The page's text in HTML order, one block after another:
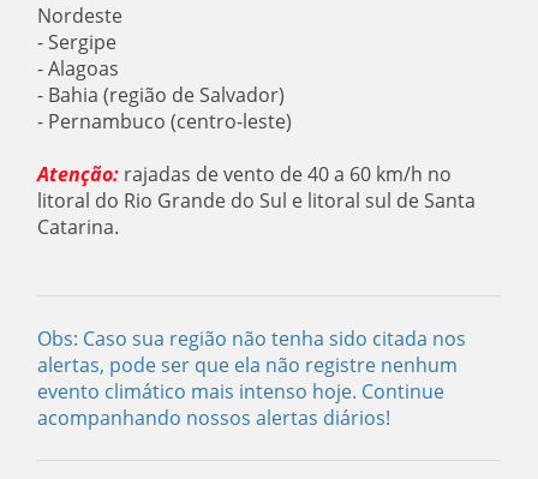
Nordeste
- Sergipe
- Alagoas
- Bahia (região de Salvador)
- Pernambuco (centro-leste)
Atenção: rajadas de vento de 40 a 60 km/h no
litoral do Rio Grande do Sul e litoral sul de Santa
Catarina.
Obs: Caso sua região não tenha sido citada nos
alertas, pode ser que ela não registre nenhum
evento climático mais intenso hoje. Continue
acompanhando nossos alertas diários!